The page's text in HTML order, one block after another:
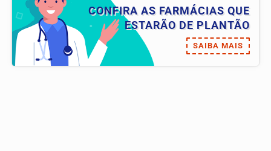
CONFIRA AS FARMÁCIAS QUE
ESTARÃO DE PLANTÃO
SAIBA MAIS